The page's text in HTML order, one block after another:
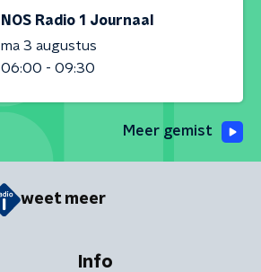
NOS Radio 1 Journaal
ma 3 augustus
06:00 - 09:30
Meer gemist
weet meer
Info